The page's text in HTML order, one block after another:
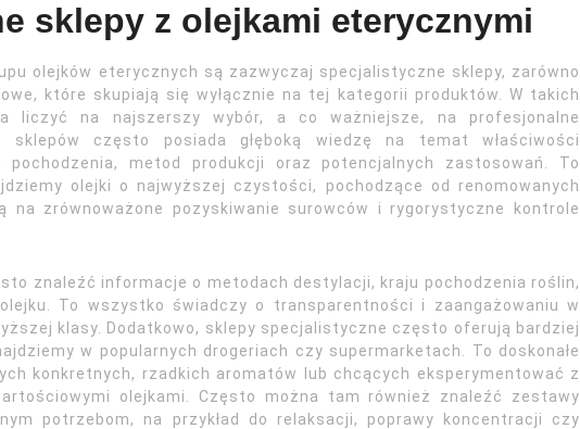
sklepy z olejkami eterycznymi
olejków eterycznych są zazwyczaj specjalistyczne sklepy, zarówno
które skupiają się wyłącznie na tej kategorii produktów. W takich
liczyć na najszerszy wybór, a co ważniejsze, na profesjonalne
sklepów często posiada głęboką wiedzę na temat właściwości
pochodzenia, metod produkcji oraz potencjalnych zastosowań. To
olejki o najwyższej czystości, pochodzące od renomowanych
na zrównoważone pozyskiwanie surowców i rygorystyczne kontrole
znaleźć informacje o metodach destylacji, kraju pochodzenia roślin,
To wszystko świadczy o transparentności i zaangażowaniu w
klasy. Dodatkowo, sklepy specjalistyczne często oferują bardziej
w popularnych drogeriach czy supermarketach. To doskonałe
konkretnych, rzadkich aromatów lub chcących eksperymentować z
olejkami. Często można tam również znaleźć zestawy
potrzebom, na przykład do relaksacji, poprawy koncentracji czy